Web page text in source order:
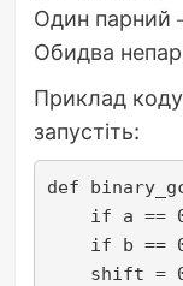
Один парний
Обидва
Приклад
запустіть:
def
if a ==
if b ==
shift =